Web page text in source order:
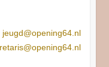
jeugd@opening64.nl